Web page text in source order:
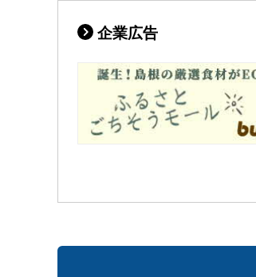
企業広告